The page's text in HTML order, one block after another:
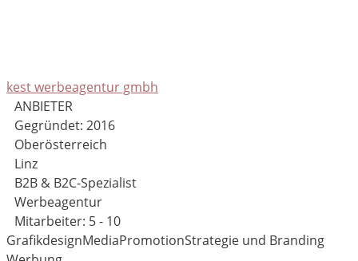
kest werbeagentur gmbh
ANBIETER
Gegründet: 2016
Oberösterreich
Linz
B2B & B2C-Spezialist
Werbeagentur
Mitarbeiter: 5 - 10
GrafikdesignMediaPromotionStrategie und Branding